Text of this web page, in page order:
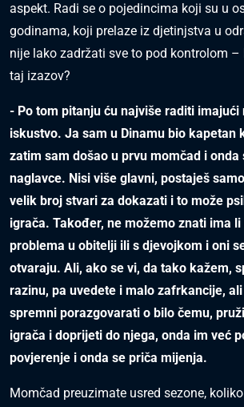
aspekt. Radi se o pojedincima koji su u
godinama, koji prelaze iz djetinjstva u
nije lako zadržati sve to pod kontrolom –
taj izazov?
- Po tom pitanju ću najviše raditi imajući
iskustvo. Ja sam u Dinamu bio kapetan
zatim sam došao u prvu momčad i onda
naglavce. Nisi više glavni, postaješ
velik broj stvari za dokazati i to može
igrača. Također, ne možemo znati ima
problema u obitelji ili s djevojkom i oni
otvaraju. Ali, ako se vi, da tako kažem,
razinu, pa uvedete i malo zafrkancije,
spremni porazgovarati o bilo čemu,
igrača i doprijeti do njega, onda im već
povjerenje i onda se priča mijenja.
Momčad preuzimate usred sezone,